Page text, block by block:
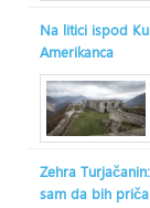
Na litici ispod
Amerikanca
Zehra
sam da bih